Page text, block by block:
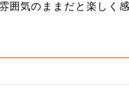
囲気のままだと楽しく